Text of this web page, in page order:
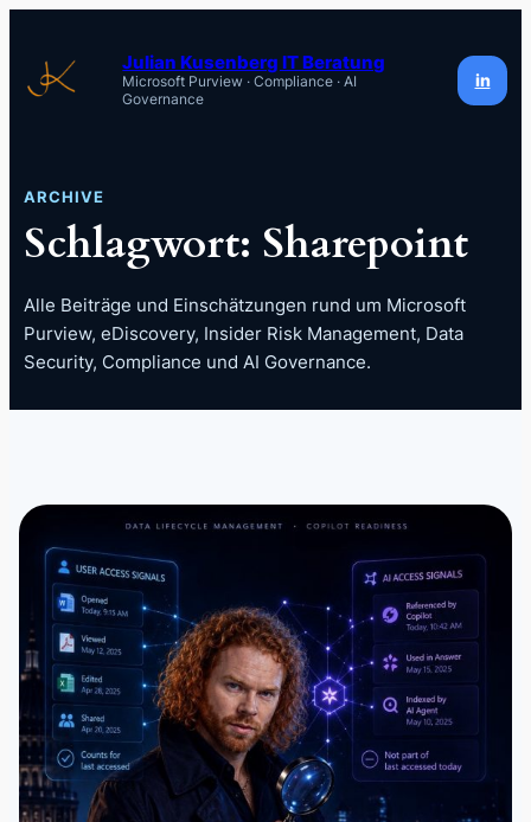
Inhalt
springen
Julian Kusenberg IT Beratung
Microsoft Purview · Compliance · AI
Governance
in
ARCHIVE
Schlagwort: Sharepoint
Alle Beiträge und Einschätzungen rund um Microsoft
Purview, eDiscovery, Insider Risk Management, Data
Security, Compliance und AI Governance.